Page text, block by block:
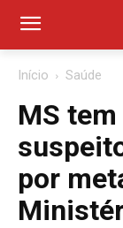
Início Saúde
MS
por